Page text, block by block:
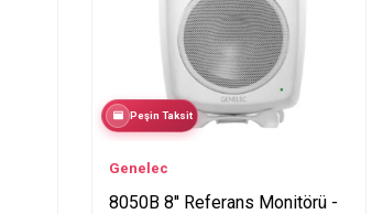
Peşin Taksit
Genelec
8050B 8'' Referans Monitörü -